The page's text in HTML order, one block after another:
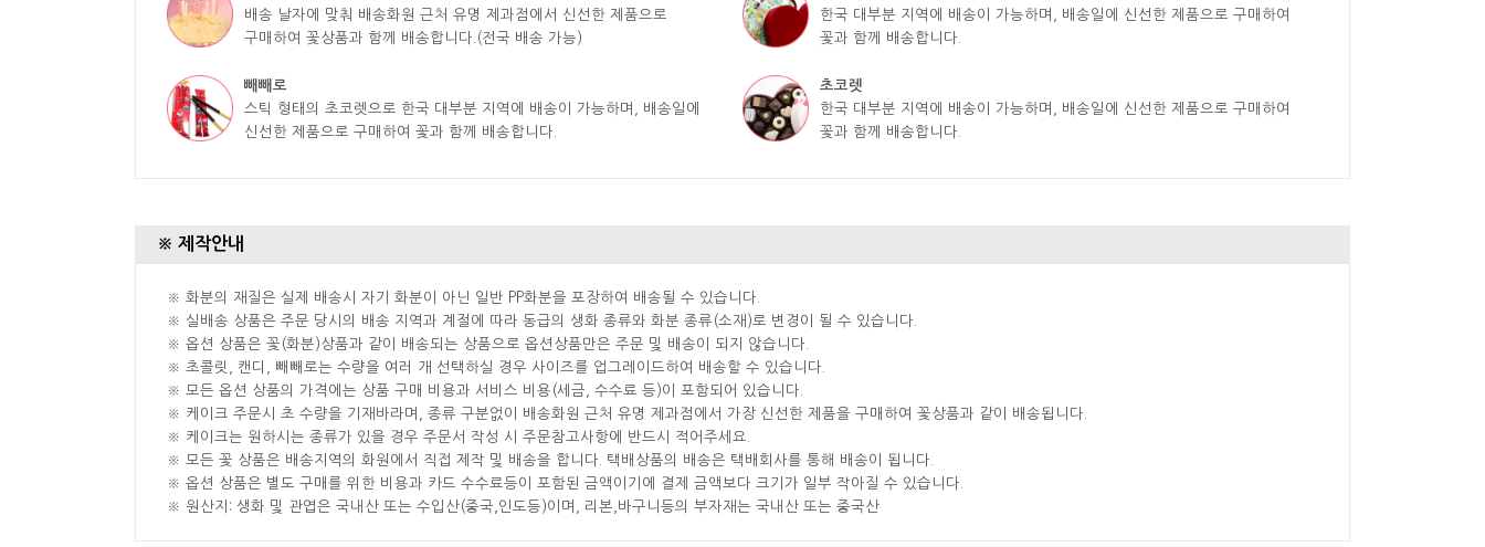
배송 날자에 맞춰 배송화원 근처 유명 제과점에서 신선한 제품으로
구매하여 꽃상품과 함께 배송합니다.(전국 배송 가능)
한국 대부분 지역에 배송이 가능하며, 배송일에 신선한 제품으로 구매하여
꽃과 함께 배송합니다.
빼빼로
스틱 형태의 초코렛으로 한국 대부분 지역에 배송이 가능하며, 배송일에
신선한 제품으로 구매하여 꽃과 함께 배송합니다.
초코렛
한국 대부분 지역에 배송이 가능하며, 배송일에 신선한 제품으로 구매하여
꽃과 함께 배송합니다.
※ 제작안내
※ 화분의 재질은 실제 배송시 자기 화분이 아닌 일반 PP화분을 포장하여 배송될 수 있습니다.
※ 실배송 상품은 주문 당시의 배송 지역과 계절에 따라 동급의 생화 종류와 화분 종류(소재)로 변경이 될 수 있습니다.
※ 옵션 상품은 꽃(화분)상품과 같이 배송되는 상품으로 옵션상품만은 주문 및 배송이 되지 않습니다.
※ 초콜릿, 캔디, 빼빼로는 수량을 여러 개 선택하실 경우 사이즈를 업그레이드하여 배송할 수 있습니다.
※ 모든 옵션 상품의 가격에는 상품 구매 비용과 서비스 비용(세금, 수수료 등)이 포함되어 있습니다.
※ 케이크 주문시 초 수량을 기재바라며, 종류 구분없이 배송화원 근처 유명 제과점에서 가장 신선한 제품을 구매하여 꽃상품과 같이 배송됩니다.
※ 케이크는 원하시는 종류가 있을 경우 주문서 작성 시 주문참고사항에 반드시 적어주세요.
※ 모든 꽃 상품은 배송지역의 화원에서 직접 제작 및 배송을 합니다. 택배상품의 배송은 택배회사를 통해 배송이 됩니다.
※ 옵션 상품은 별도 구매를 위한 비용과 카드 수수료등이 포함된 금액이기에 결제 금액보다 크기가 일부 작아질 수 있습니다.
※ 원산지: 생화 및 관엽은 국내산 또는 수입산(중국,인도등)이며, 리본,바구니등의 부자재는 국내산 또는 중국산